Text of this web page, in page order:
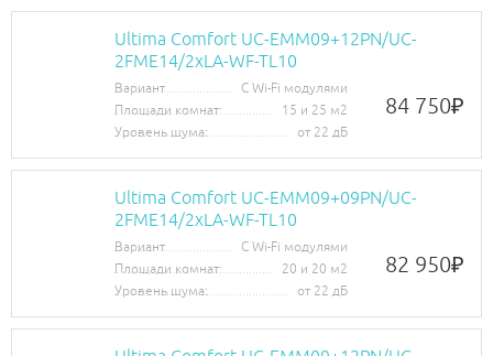
Ultima Comfort UC-EMM09+12PN/UC-
2FME14/2хLA-WF-TL10
Вариант
С Wi-Fi модулями
Площади комнат:
15 и 25 м2
Уровень шума:
от 22 дБ
84 750₽
Ultima Comfort UC-EMM09+09PN/UC-
2FME14/2хLA-WF-TL10
Вариант
С Wi-Fi модулями
Площади комнат:
20 и 20 м2
Уровень шума:
от 22 дБ
82 950₽